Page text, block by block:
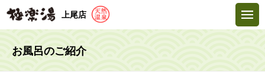
上尾店
お風呂のご紹介